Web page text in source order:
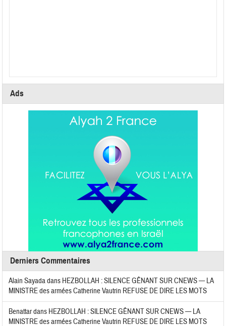
Ads
Derniers Commentaires
Alain Sayadadans HEZBOLLAH : SILENCE GÊNANT SUR CNEWS — LA
MINISTRE des armées Catherine Vautrin REFUSE DE DIRE LES MOTS
Benattardans HEZBOLLAH : SILENCE GÊNANT SUR CNEWS — LA
MINISTRE des armées Catherine Vautrin REFUSE DE DIRE LES MOTS